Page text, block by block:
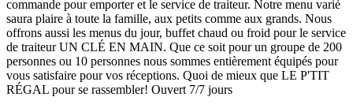
commande pour emporter et le service de traiteur. Notre menu varié
saura plaire à toute la famille, aux petits comme aux grands. Nous
offrons aussi les menus du jour, buffet chaud ou froid pour le service
de traiteur UN CLÉ EN MAIN. Que ce soit pour un groupe de 200
personnes ou 10 personnes nous sommes entièrement équipés pour
vous satisfaire pour vos réceptions. Quoi de mieux que LE P'TIT
RÉGAL pour se rassembler! Ouvert 7/7 jours